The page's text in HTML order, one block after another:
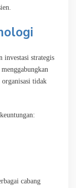
investasi strategis
organisasi tidak
cabang